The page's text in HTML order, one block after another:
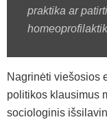
praktika ar
Nagrinėti viešosios
politikos klausimus
sociologinis